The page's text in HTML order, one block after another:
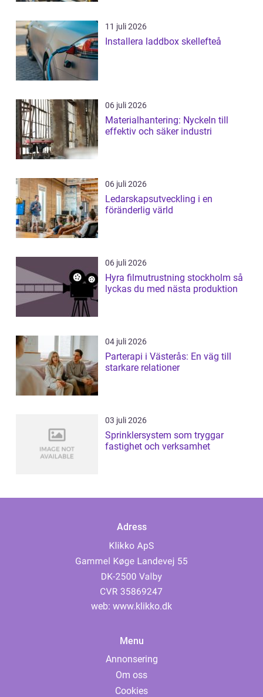
11 juli 2026
Installera laddbox skellefteå
06 juli 2026
Materialhantering: Nyckeln till
effektiv och säker industri
06 juli 2026
Ledarskapsutveckling i en
föränderlig värld
06 juli 2026
Hyra filmutrustning stockholm så
lyckas du med nästa produktion
04 juli 2026
Parterapi i Västerås: En väg till
starkare relationer
03 juli 2026
Sprinklersystem som tryggar
fastighet och verksamhet
Adress
web: www.klikko.dk
Menu
Annonsering
Om oss
Cookies